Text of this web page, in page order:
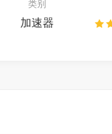
类别
加速器